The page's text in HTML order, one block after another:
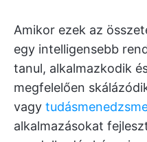
Amikor ezek az
egy intelligensebb
tanul, alkalmazkodik
megfelelően
vagy
alkalmazásokat